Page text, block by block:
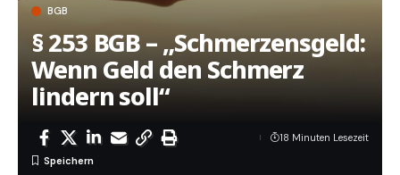
BGB
§ 253 BGB – „Schmerzensgeld:
Wenn Geld den Schmerz
lindern soll“
18 Minuten Lesezeit